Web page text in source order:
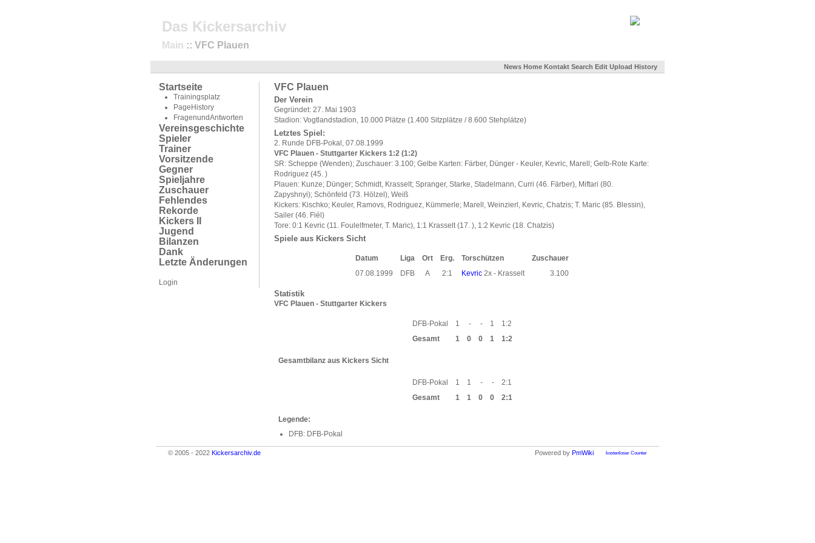
Das Kickersarchiv
Main :: VFC Plauen
News Home Kontakt Search Edit Upload History
Startseite
Trainingsplatz
PageHistory
FragenundAntworten
Vereinsgeschichte
Spieler
Trainer
Vorsitzende
Gegner
Spieljahre
Zuschauer
Fehlendes
Rekorde
Kickers II
Jugend
Bilanzen
Dank
Letzte Änderungen
Login
VFC Plauen
Der Verein
Gegründet: 27. Mai 1903
Stadion: Vogtlandstadion, 10.000 Plätze (1.400 Sitzplätze / 8.600 Stehplätze)
Letztes Spiel:
2. Runde DFB-Pokal, 07.08.1999
VFC Plauen - Stuttgarter Kickers 1:2 (1:2)
SR: Scheppe (Wenden); Zuschauer: 3.100; Gelbe Karten: Färber, Dünger - Keuler, Kevric, Marell; Gelb-Rote Karte:
Rodriguez (45. )
Plauen: Kunze; Dünger; Schmidt, Krasselt; Spranger, Starke, Stadelmann, Curri (46. Färber), Miftari (80.
Zapyshnyi); Schönfeld (73. Hölzel), Weiß
Kickers: Kischko; Keuler, Ramovs, Rodriguez, Kümmerle; Marell, Weinzierl, Kevric, Chatzis; T. Maric (85. Blessin),
Sailer (46. Fiél)
Tore: 0:1 Kevric (11. Foulelfmeter, T. Maric), 1:1 Krasselt (17. ), 1:2 Kevric (18. Chatzis)
Spiele aus Kickers Sicht
Datum Liga Ort Erg. Torschützen
Zuschauer
07.08.1999
DFB A 2:1 Kevric 2x - Krasselt 3.100
Statistik
VFC Plauen - Stuttgarter Kickers
DFB-Pokal 1 - - 1
1:2
Gesamt
1 0 0 1 1:2
Gesamtbilanz aus Kickers Sicht
DFB-Pokal 1 1 - -
2:1
Gesamt
1 1 0 0 2:1
Legende:
DFB: DFB-Pokal
© 2005 - 2022 Kickersarchiv.de kostenloser Counter
Powered by PmWiki